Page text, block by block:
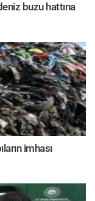
buzu hattına
imhası